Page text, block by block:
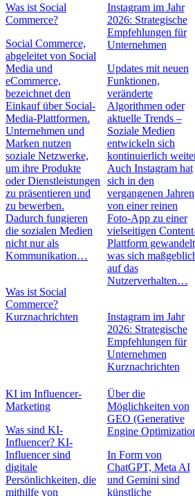
Was ist Social
Commerce?
Social Commerce,
abgeleitet von Social
Media und
eCommerce,
bezeichnet den
Einkauf über Social-
Media-Plattformen.
Unternehmen und
Marken nutzen
soziale Netzwerke,
um ihre Produkte
oder Dienstleistungen
zu präsentieren und
zu bewerben.
Dadurch fungieren
die sozialen Medien
nicht nur als
Kommunikation…
Was ist Social
Commerce?
Kurznachrichten
Instagram im Jahr
2026: Strategische
Empfehlungen für
Unternehmen
Updates mit neuen
Funktionen,
veränderte
Algorithmen oder
aktuelle Trends –
Soziale Medien
entwickeln sich
kontinuierlich
Auch Instagram hat
sich in den
vergangenen Jahren
von einer reinen
Foto-App zu einer
vielseitigen
Plattform
was sich
auf das
Nutzerverhalten…
Instagram im Jahr
2026: Strategische
Empfehlungen für
Unternehmen
Kurznachrichten
KI im Influencer-
Marketing
Was sind KI-
Influencer? KI-
Influencer sind
digitale
Persönlichkeiten, die
mithilfe von
Über die
Möglichkeiten von
GEO (Generative
Engine
In Form von
ChatGPT, Meta AI
und Gemini sind
künstliche